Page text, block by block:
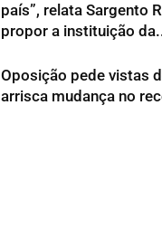
país”, relata Sargento
propor a instituição
Oposição pede vistas
arrisca mudança no